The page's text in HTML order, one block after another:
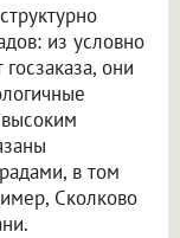
из условно
они
в том
Сколково